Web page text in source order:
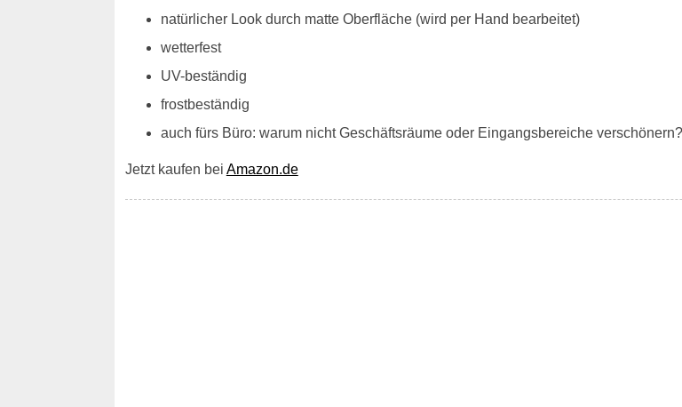
natürlicher Look durch matte Oberfläche (wird per Hand bearbeitet)
wetterfest
UV-beständig
frostbeständig
auch fürs Büro: warum nicht Geschäftsräume oder Eingangsbereiche verschönern?
Jetzt kaufen bei Amazon.de